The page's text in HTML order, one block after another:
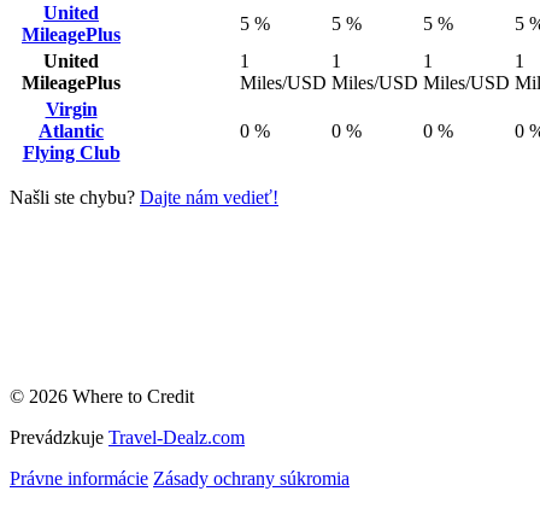
United
MileagePlus
5 % 5 % 5 %
5
United
MileagePlus
1
Miles/USD
1
Miles/USD
1
Miles/USD
1
Virgin
Atlantic
Flying Club
0 % 0 % 0 % 0
Našli ste chybu? Dajte nám vedieť!
© 2026 Where to Credit
Prevádzkuje Travel-Dealz.com
Právne informácie Zásady ochrany súkromia